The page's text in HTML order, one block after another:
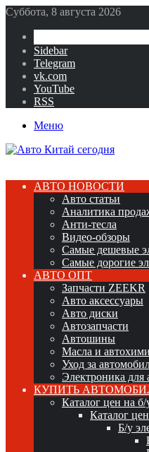
Суббота, 8 августа 2026
Sidebar
Telegram
vk.com
YouTube
RSS
Меню
АВТО НОВОСТИ
Авто статьи
Аналитика
Анти-тесла
Видео-обзоры
Самые дешевые
Самые дорогие
АВТО ОПТ
Запчасти ZEEKR
Авто аксессуары
Авто диски
Автозапчасти
Автошины
Масла и
Уход за
Электроника для
КУПИТЬ
Каталог цен на
Каталог
Б/у